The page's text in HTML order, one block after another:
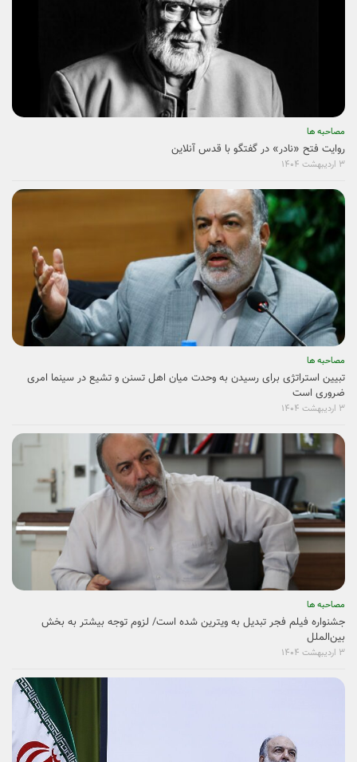
مصاحبه ها
روایت فتح «نادر» در گفتگو با قدس آنلاین
۳ اردیبهشت ۱۴۰۴
مصاحبه ها
تبیین استراتژی برای رسیدن به وحدت میان اهل تسنن و تشیع در سینما امری
ضروری است
۳ اردیبهشت ۱۴۰۴
مصاحبه ها
جشنواره فیلم فجر تبدیل به ویترین شده است/ لزوم توجه بیشتر به بخش
بین‌الملل
۳ اردیبهشت ۱۴۰۴